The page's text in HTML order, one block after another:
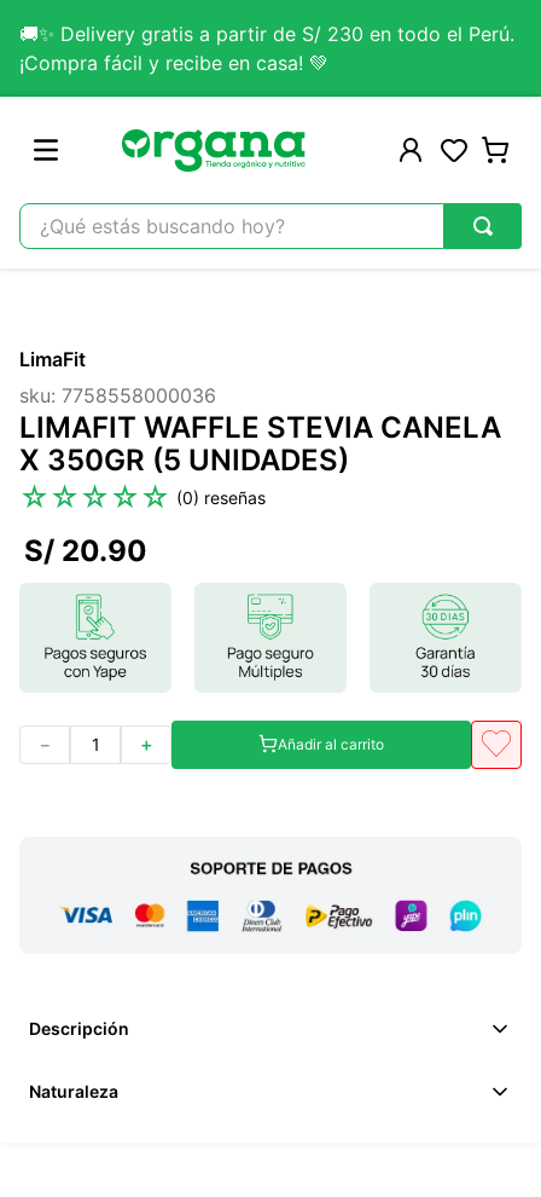
🚚✨ Delivery gratis a partir de S/ 230 en todo el Perú.
¡Compra fácil y recibe en casa! 💚
¿Qué estás buscando hoy?
2.
citrato magnesio
3.
colageno
4.
kefir
5 .
glicinato magnesio
stevia
9.
ashwagandha
LimaFit
sku: 7758558000036
LIMAFIT WAFFLE STEVIA CANELA
X 350GR (5 UNIDADES)
☆☆☆☆☆ (0)
S/ 20.90
＋
－ Añadir al carrito
Descripción
Naturaleza